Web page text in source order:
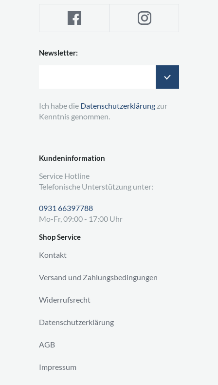
Kundeninformation
Service Hotline
Telefonische Unterstützung unter:
0931 66397788
Mo-Fr, 09:00 - 17:00 Uhr
Shop Service
Kontakt
Versand und Zahlungsbedingungen
Widerrufsrecht
Datenschutzerklärung
AGB
Impressum
Newsletter:
Ich habe die Datenschutzerklärung zur
Kenntnis genommen.